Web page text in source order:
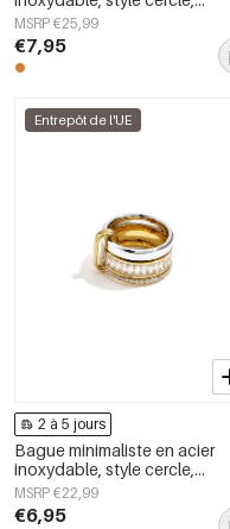
collection Daily Simple, bijoux
pour femmes
MSRP €25,99
€7,95
Entrepôt de l'UE
2 à 5 jours
Bague minimaliste en acier
inoxydable, style cercle,
collection Daily Simple, bijoux
pour femmes
MSRP €22,99
€6,95